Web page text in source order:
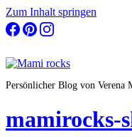
Zum Inhalt springen
Persönlicher Blog von Verena
mamirocks-